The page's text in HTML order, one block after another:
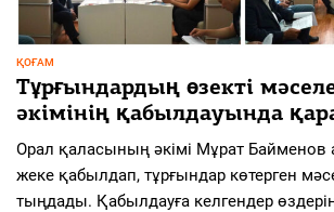
ҚОҒАМ
Тұрғындардың өзекті
әкімінің қабылдауында
Орал қаласының әкімі Мұрат Байменов
жеке қабылдап, тұрғындар көтерген
тыңдады. Қабылдауға келгендер